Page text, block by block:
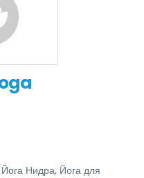
Нидра, Йога для